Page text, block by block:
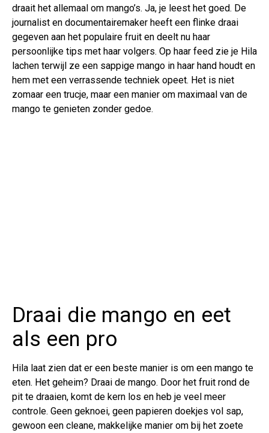
draait het allemaal om mango’s. Ja, je leest het goed. De
journalist en documentairemaker heeft een flinke draai
gegeven aan het populaire fruit en deelt nu haar
persoonlijke tips met haar volgers. Op haar feed zie je Hila
lachen terwijl ze een sappige mango in haar hand houdt en
hem met een verrassende techniek opeet. Het is niet
zomaar een trucje, maar een manier om maximaal van de
mango te genieten zonder gedoe.
Draai die mango en eet
als een pro
Hila laat zien dat er een beste manier is om een mango te
eten. Het geheim? Draai de mango. Door het fruit rond de
pit te draaien, komt de kern los en heb je veel meer
controle. Geen geknoei, geen papieren doekjes vol sap,
gewoon een cleane, makkelijke manier om bij het zoete